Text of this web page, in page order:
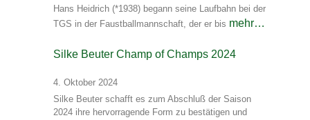
Hans Heidrich (*1938) begann seine Laufbahn bei der
TGS in der Faustballmannschaft, der er bis mehr…
Silke Beuter Champ of Champs 2024
4. Oktober 2024
Silke Beuter schafft es zum Abschluß der Saison
2024 ihre hervorragende Form zu bestätigen und